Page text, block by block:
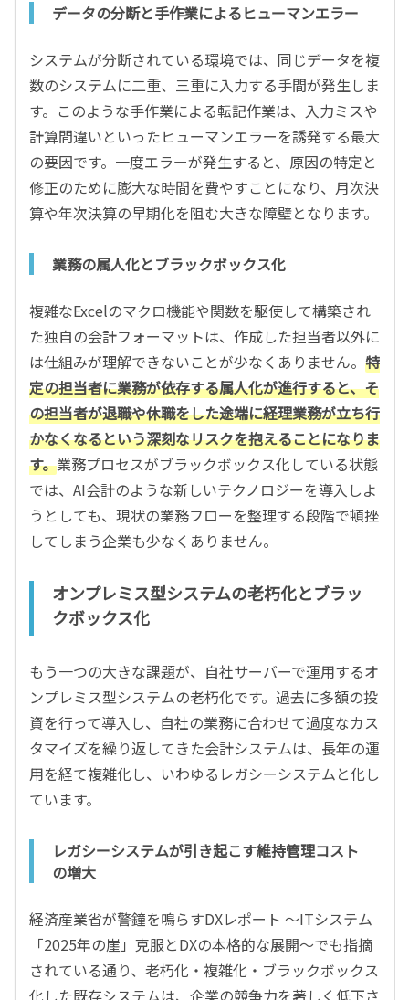
データの分断と手作業によるヒューマンエラー
システムが分断されている環境では、同じデータを複
数のシステムに二重、三重に入力する手間が発生しま
す。このような手作業による転記作業は、入力ミスや
計算間違いといったヒューマンエラーを誘発する最大
の要因です。一度エラーが発生すると、原因の特定と
修正のために膨大な時間を費やすことになり、月次決
算や年次決算の早期化を阻む大きな障壁となります。
業務の属人化とブラックボックス化
複雑なExcelのマクロ機能や関数を駆使して構築され
た独自の会計フォーマットは、作成した担当者以外に
は仕組みが理解できないことが少なくありません。 特
定の担当者に業務が依存する属人化が進行すると、そ
の担当者が退職や休職をした途端に経理業務が立ち行
かなくなるという深刻なリスクを抱えることになりま
す。業務プロセスがブラックボックス化している状態
では、AI会計のような新しいテクノロジーを導入しよ
うとしても、現状の業務フローを整理する段階で頓挫
してしまう企業も少なくありません。
オンプレミス型システムの老朽化とブラッ
クボックス化
もう一つの大きな課題が、自社サーバーで運用するオ
ンプレミス型システムの老朽化です。過去に多額の投
資を行って導入し、自社の業務に合わせて過度なカス
タマイズを繰り返してきた会計システムは、長年の運
用を経て複雑化し、いわゆるレガシーシステムと化し
ています。
レガシーシステムが引き起こす維持管理コスト
の増大
経済産業省が警鐘を鳴らすDXレポート ～ITシステム
「2025年の崖」克服とDXの本格的な展開～でも指摘
されている通り、老朽化・複雑化・ブラックボックス